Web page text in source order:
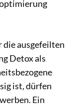
die ausgefeilten
Detox als
ist, dürfen
Ein